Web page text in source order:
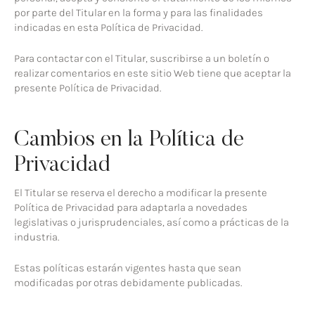
por parte del Titular en la forma y para las finalidades
indicadas en esta Política de Privacidad.
Para contactar con el Titular, suscribirse a un boletín o
realizar comentarios en este sitio Web tiene que aceptar la
presente Política de Privacidad.
Cambios en la Política de
Privacidad
El Titular se reserva el derecho a modificar la presente
Política de Privacidad para adaptarla a novedades
legislativas o jurisprudenciales, así como a prácticas de la
industria.
Estas políticas estarán vigentes hasta que sean
modificadas por otras debidamente publicadas.